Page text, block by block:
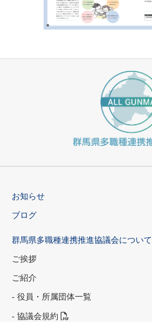
お知らせ
ブログ
群馬県多職種連携推進協議会について
ご挨拶
ご紹介
- 役員・所属団体一覧
- 協議会規約